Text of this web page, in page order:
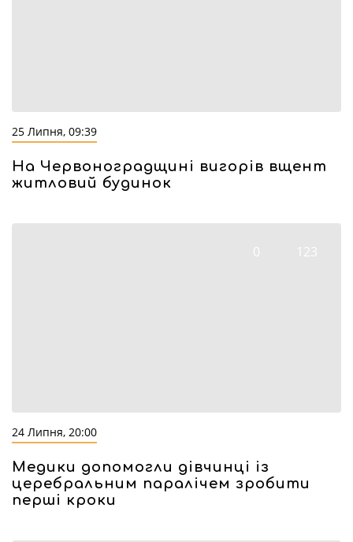
25 Липня, 09:39
На Червоноградщині вигорів вщент
житловий будинок
0 123
24 Липня, 20:00
Медики допомогли дівчинці із
церебральним паралічем зробити
перші кроки